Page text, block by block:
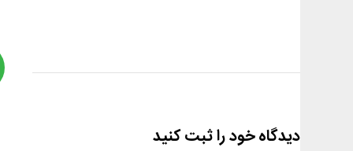
دیدگاه خود را ثبت کنید